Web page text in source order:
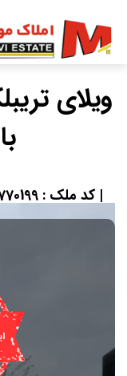
ویلای
| کد ملک : 770199